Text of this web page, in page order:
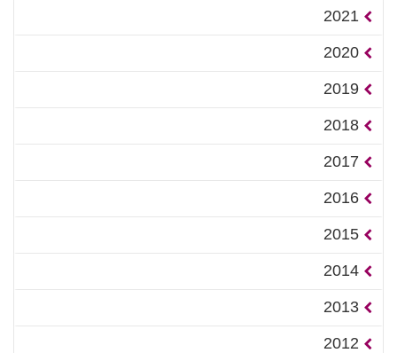
2021
2020
2019
2018
2017
2016
2015
2014
2013
2012